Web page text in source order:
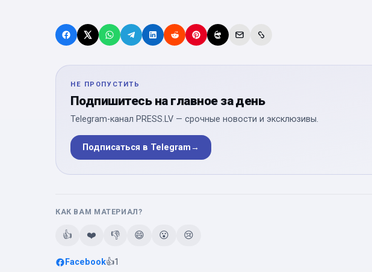
НЕ ПРОПУСТИТЬ
Подпишитесь на главное за день
Telegram-канал PRESS.LV — срочные новости и эксклюзивы.
Подписаться в Telegram→
КАК ВАМ МАТЕРИАЛ?
👍 ❤️ 👎 😄 😮 😢
Facebook👍1